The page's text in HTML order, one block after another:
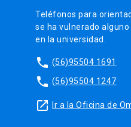
Teléfonos para
se ha vulnerado
en la universidad.
phone (56)95504 1691
phone (56)95504 1247
launch Ir a la Oficina de